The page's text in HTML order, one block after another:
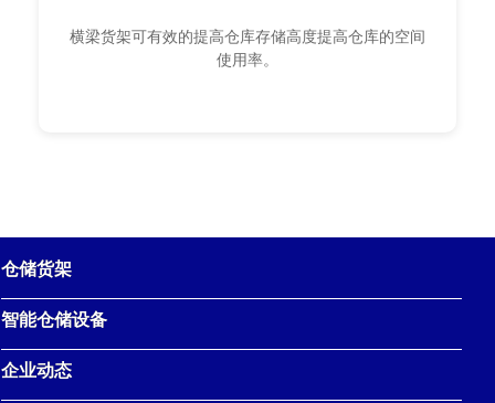
横梁货架可有效的提高仓库存储高度提高仓库的空间
使用率。
仓储货架
智能仓储设备
企业动态